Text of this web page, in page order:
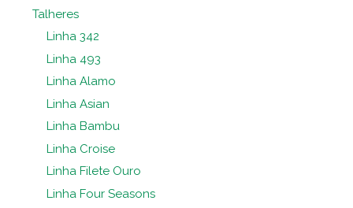
Talheres
Linha 342
Linha 493
Linha Alamo
Linha Asian
Linha Bambu
Linha Croise
Linha Filete Ouro
Linha Four Seasons